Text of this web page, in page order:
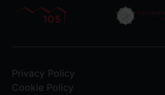
Privacy Policy
Cookie Policy